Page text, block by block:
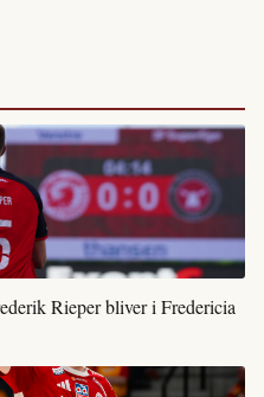
Rieper bliver i Fredericia